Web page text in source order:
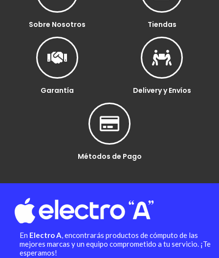
Sobre Nosotros Tiendas
Garantía Delivery y Envíos
Métodos de Pago
En Electro A, encontrarás productos de cómputo de las
mejores marcas y un equipo comprometido a tu servicio. ¡Te
esperamos!